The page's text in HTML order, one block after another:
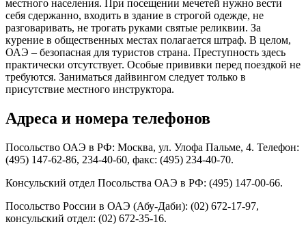
местного населения. При посещении мечетей нужно вести
себя сдержанно, входить в здание в строгой одежде, не
разговаривать, не трогать руками святые реликвии. За
курение в общественных местах полагается штраф. В целом,
ОАЭ – безопасная для туристов страна. Преступность здесь
практически отсутствует. Особые прививки перед поездкой не
требуются. Заниматься дайвингом следует только в
присутствие местного инструктора.
Адреса и номера телефонов
Посольство ОАЭ в РФ: Москва, ул. Улофа Пальме, 4. Телефон:
(495) 147-62-86, 234-40-60, факс: (495) 234-40-70.
Консульский отдел Посольства ОАЭ в РФ: (495) 147-00-66.
Посольство России в ОАЭ (Абу-Даби): (02) 672-17-97,
консульский отдел: (02) 672-35-16.